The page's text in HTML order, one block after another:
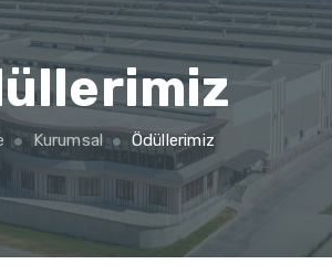
Kurumsal Ödüllerimiz